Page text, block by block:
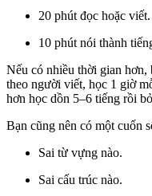
20 phút đọc hoặc viết.
10 phút nói thành
Nếu có nhiều thời gian hơn,
theo người viết, học 1 giờ
hơn học dồn 5–6 tiếng rồi
Bạn cũng nên có một cuốn
Sai từ vựng nào.
Sai cấu trúc nào.